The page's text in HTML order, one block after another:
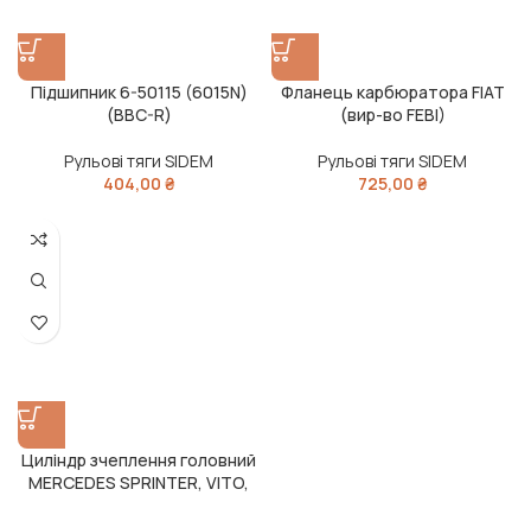
Підшипник 6-50115 (6015N)
(BBC-R)
Рульові тяги SIDEM
404,00 ₴
Фланець карбюратора FIAT
(вир-во FEBI)
Рульові тяги SIDEM
725,00 ₴
Циліндр зчеплення головний
MERCEDES SPRINTER, VITO,